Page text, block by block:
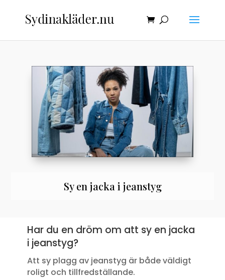
Sy en jacka i jeanstyg
Har du en dröm om att sy en jacka
i jeanstyg?
Att sy plagg av jeanstyg är både väldigt
roligt och tillfredställande.